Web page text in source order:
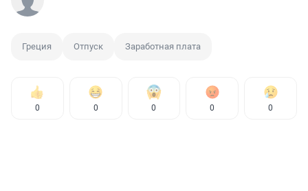
Греция Отпуск Заработная плата
0 0 0 0 0